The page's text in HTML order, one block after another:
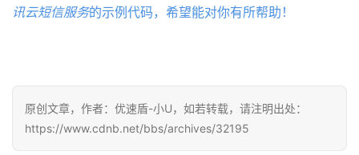
讯云短信服务的示例代码，希望能对你有所帮助！
原创文章，作者：优速盾-小U，如若转载，请注明出处：
https://www.cdnb.net/bbs/archives/32195